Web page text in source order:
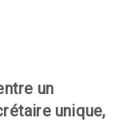
un
unique,